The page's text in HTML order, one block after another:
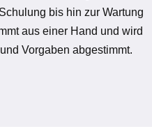
bis hin zur Wartung
aus einer Hand und wird
Vorgaben abgestimmt.